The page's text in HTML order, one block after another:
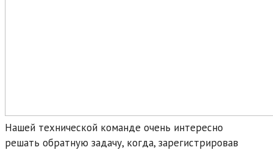
Нашей технической команде очень интересно
решать обратную задачу, когда, зарегистрировав